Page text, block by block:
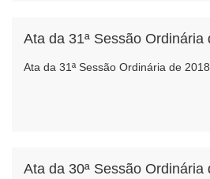
Ata da 31ª Sessão Ordinária de 2018